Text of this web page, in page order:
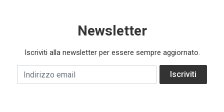
Newsletter
Iscriviti alla newsletter per essere sempre aggiornato.
Indirizzo email Iscriviti